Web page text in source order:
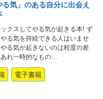
る気」のある自分に出会え
ックスしてやる気が起きる本! ず
やる気を持続できる人はいませ
る気が起きないのは程度の差
あれ一時的なもの…
電子書籍